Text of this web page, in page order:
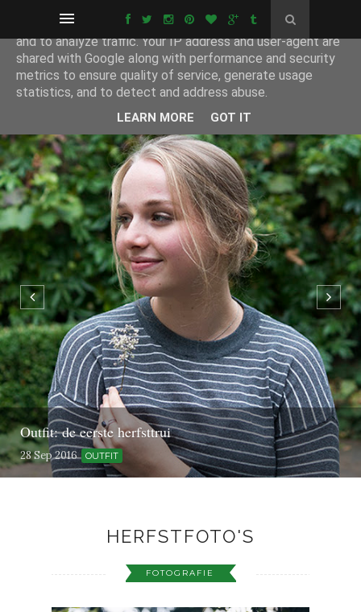
Outfit: de eerste herfsttrui
28 Sep 2016 OUTFIT
HERFSTFOTO'S
FOTOGRAFIE
This site uses cookies from Google to deliver its services
and to analyze traffic. Your IP address and user-agent are
shared with Google along with performance and security
metrics to ensure quality of service, generate usage
statistics, and to detect and address abuse.
LEARN MORE GOT IT